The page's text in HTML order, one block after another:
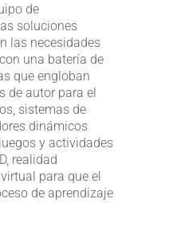
de
soluciones
las necesidades
una batería de
que engloban
de autor para el
sistemas de
dinámicos
y actividades
realidad
para que el
de aprendizaje